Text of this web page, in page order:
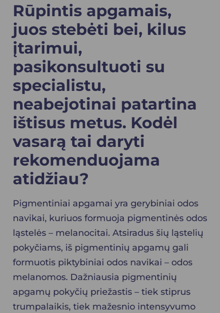
Rūpintis apgamais,
juos stebėti bei, kilus
įtarimui,
pasikonsultuoti su
specialistu,
neabejotinai patartina
ištisus metus. Kodėl
vasarą tai daryti
rekomenduojama
atidžiau?
Pigmentiniai apgamai yra gerybiniai odos
navikai, kuriuos formuoja pigmentinės odos
ląstelės – melanocitai. Atsiradus šių ląstelių
pokyčiams, iš pigmentinių apgamų gali
formuotis piktybiniai odos navikai – odos
melanomos. Dažniausia pigmentinių
apgamų pokyčių priežastis – tiek stiprus
trumpalaikis, tiek mažesnio intensyvumo